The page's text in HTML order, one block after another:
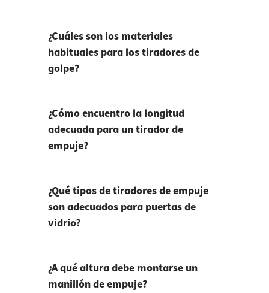
¿Cuáles son los materiales
habituales para los tiradores de
golpe?
¿Cómo encuentro la longitud
adecuada para un tirador de
empuje?
¿Qué tipos de tiradores de empuje
son adecuados para puertas de
vidrio?
¿A qué altura debe montarse un
manillón de empuje?